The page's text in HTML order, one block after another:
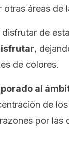
áreas de
de
,
de colores.
al
de
por las